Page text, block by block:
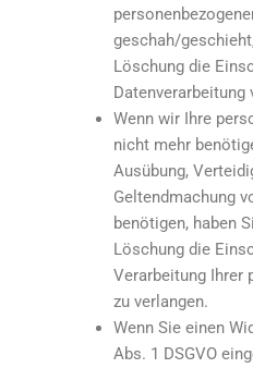
geschah/
Löschung die
Datenverarbeitung
Wenn wir Ihre
nicht mehr
Ausübung,
Geltendmachung
benötigen, haben
Löschung die
Verarbeitung Ihrer
zu verlangen.
Wenn Sie einen
Abs. 1 DSGVO